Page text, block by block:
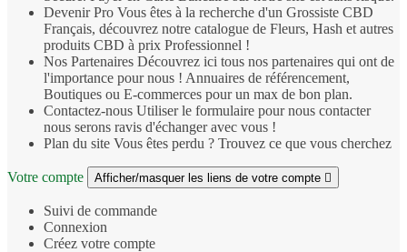
Devenir Pro Vous êtes à la recherche d'un Grossiste CBD
Français, découvrez notre catalogue de Fleurs, Hash et autres
produits CBD à prix Professionnel !
Nos Partenaires Découvrez ici tous nos partenaires qui ont de
l'importance pour nous ! Annuaires de référencement,
Boutiques ou E-commerces pour un max de bon plan.
Contactez-nous Utiliser le formulaire pour nous contacter
nous serons ravis d'échanger avec vous !
Plan du site Vous êtes perdu ? Trouvez ce que vous cherchez
Votre compte Afficher/masquer les liens de votre compte 
Suivi de commande
Connexion
Créez votre compte